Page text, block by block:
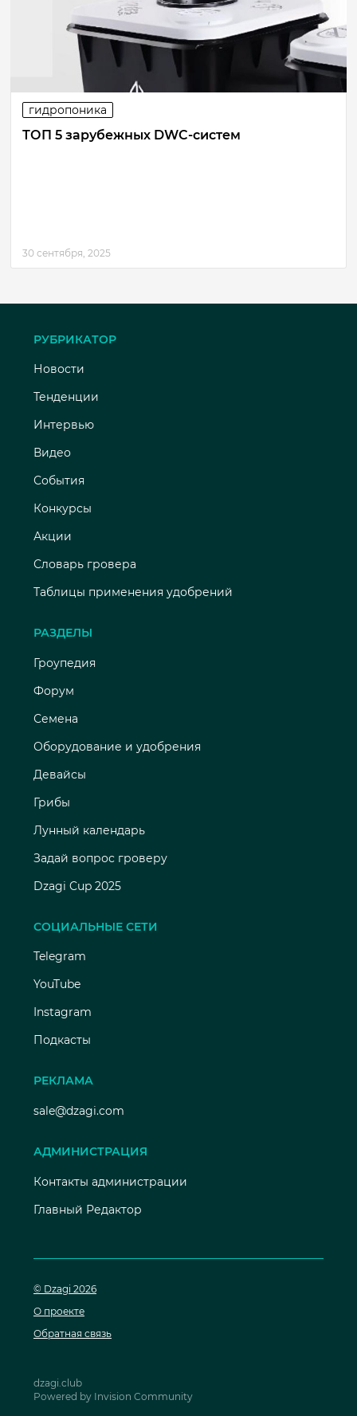
гидропоника
ТОП 5 зарубежных DWC-систем
30 сентября, 2025
РУБРИКАТОР
Новости
Тенденции
Интервью
Видео
События
Конкурсы
Акции
Словарь гровера
Таблицы применения удобрений
РАЗДЕЛЫ
Гроупедия
Форум
Семена
Оборудование и удобрения
Девайсы
Грибы
Лунный календарь
Задай вопрос гроверу
Dzagi Cup 2025
СОЦИАЛЬНЫЕ СЕТИ
Telegram
YouTube
Instagram
Подкасты
РЕКЛАМА
sale@dzagi.com
АДМИНИСТРАЦИЯ
Контакты администрации
Главный Редактор
© Dzagi 2026
О проекте
Обратная связь
dzagi.club
Powered by Invision Community